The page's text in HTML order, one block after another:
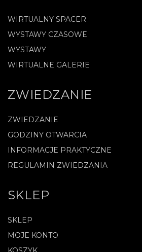
WIRTUALNY SPACER
WYSTAWY CZASOWE
WYSTAWY
WIRTUALNE GALERIE
ZWIEDZANIE
ZWIEDZANIE
GODZINY OTWARCIA
INFORMACJE PRAKTYCZNE
REGULAMIN ZWIEDZANIA
SKLEP
SKLEP
MOJE KONTO